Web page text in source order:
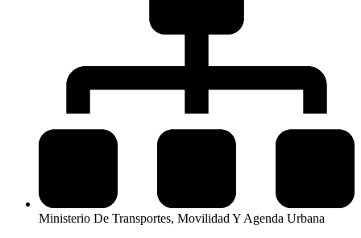
Ministerio De Transportes, Movilidad Y Agenda Urbana